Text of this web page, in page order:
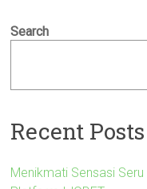
Search
Recent Posts
Menikmati Sensasi